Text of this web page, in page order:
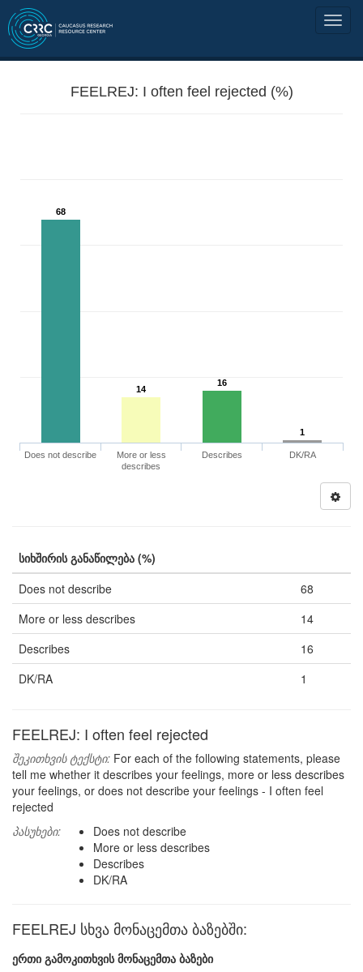
FEELREJ: I often feel rejected (%)
68
14
16
1
Does not describe
More or less
describes
Describes DK/RA
სიხშირის განაწილება (%)
Does not describe
68
More or less describes
14
Describes
16
DK/RA
1
FEELREJ: I often feel rejected
შეკითხვის ტექსტი: For each of the following statements, please
tell me whether it describes your feelings, more or less describes
your feelings, or does not describe your feelings - I often feel
rejected
პასუხები:
Does not describe
More or less describes
Describes
DK/RA
FEELREJ სხვა მონაცემთა ბაზებში:
ერთი გამოკითხვის მონაცემთა ბაზები